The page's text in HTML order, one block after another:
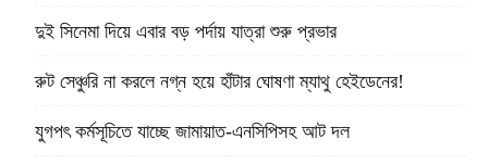
দুই সিনেমা দিয়ে এবার বড় পর্দায় যাত্রা শুরু প্রভার
রুট সেঞ্চুরি না করলে নগ্ন হয়ে হাঁটার ঘোষণা ম্যাথু হেইডেনের!
যুগপৎ কর্মসূচিতে যাচ্ছে জামায়াত-এনসিপিসহ আট দল